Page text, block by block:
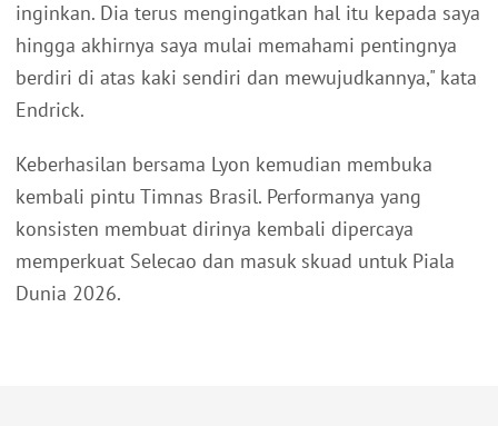
inginkan. Dia terus mengingatkan hal itu kepada saya
hingga akhirnya saya mulai memahami pentingnya
berdiri di atas kaki sendiri dan mewujudkannya," kata
Endrick.
Keberhasilan bersama Lyon kemudian membuka
kembali pintu Timnas Brasil. Performanya yang
konsisten membuat dirinya kembali dipercaya
memperkuat Selecao dan masuk skuad untuk Piala
Dunia 2026.